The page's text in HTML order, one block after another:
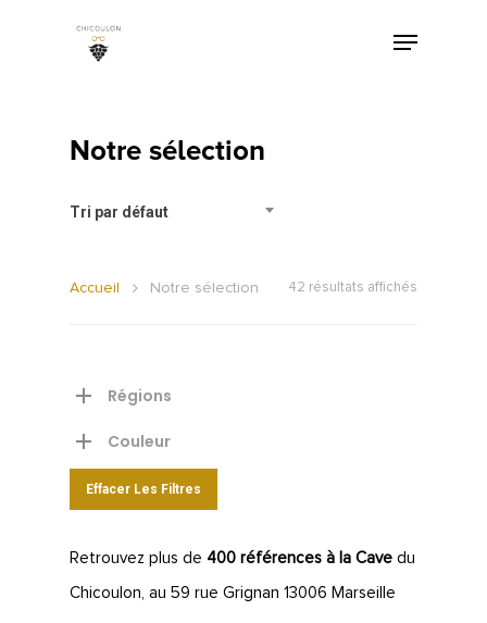
Notre sélection
Tri par défaut
42 résultats affichés
Accueil Notre sélection
Régions
Couleur
Effacer Les Filtres
Retrouvez plus de 400 références à la Cave du
Chicoulon, au 59 rue Grignan 13006 Marseille